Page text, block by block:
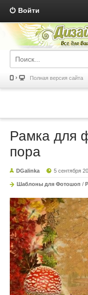
Войти
Полная версия сайта
Рамка для
пора
DGalinka 5 сентября
Шаблоны для Фотошоп /